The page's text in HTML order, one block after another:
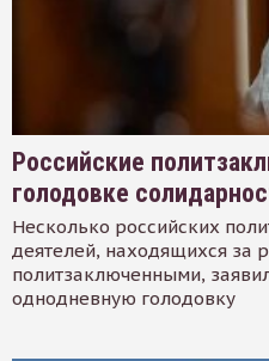
Российские
голодовке
Несколько российских
деятелей, находящихся за
политзаключенными,
однодневную голодовку